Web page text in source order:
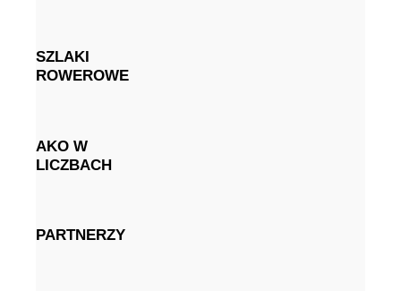
SZLAKI
ROWEROWE
AKO W
LICZBACH
PARTNERZY